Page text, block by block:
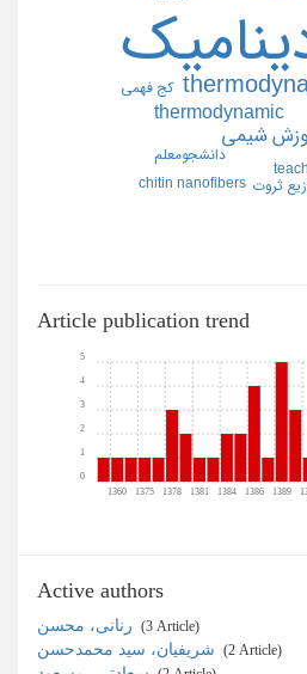
thermodynamic
شيمي
ثروت
دانشجومعلم
كج فهمي
chitin nanofibers
Article publication trend
1360 1375 1378 1381 1384 1386 1389
0
1
2
3
4
5
Active authors
‎ (3 Article)
‎ (2 Article)